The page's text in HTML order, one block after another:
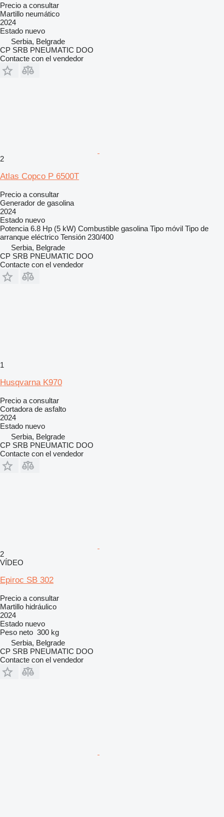
Precio a consultar
Martillo neumático
2024
Estado nuevo
Serbia, Belgrade
CP SRB PNEUMATIC DOO
Contacte con el vendedor
2
Atlas Copco P 6500T
Precio a consultar
Generador de gasolina
2024
Estado nuevo
Potencia 6.8 Hp (5 kW) Combustible gasolina Tipo móvil Tipo de
arranque eléctrico Tensión 230/400
Serbia, Belgrade
CP SRB PNEUMATIC DOO
Contacte con el vendedor
1
Husqvarna K970
Precio a consultar
Cortadora de asfalto
2024
Estado nuevo
Serbia, Belgrade
CP SRB PNEUMATIC DOO
Contacte con el vendedor
2
VÍDEO
Epiroc SB 302
Precio a consultar
Martillo hidráulico
2024
Estado nuevo
Peso neto 300 kg
Serbia, Belgrade
CP SRB PNEUMATIC DOO
Contacte con el vendedor